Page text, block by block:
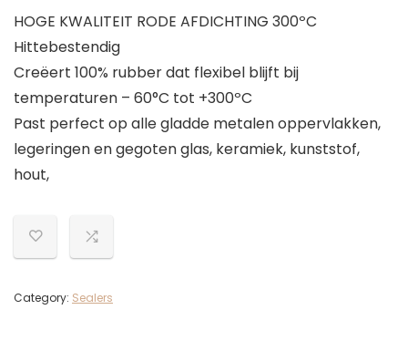
HOGE KWALITEIT RODE AFDICHTING 300ºC
Hittebestendig
Creëert 100% rubber dat flexibel blijft bij
temperaturen – 60°C tot +300ºC
Past perfect op alle gladde metalen oppervlakken,
legeringen en gegoten glas, keramiek, kunststof,
hout,
Category: Sealers